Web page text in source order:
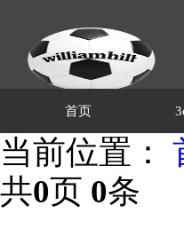
首页
当前位置：
共0页 0条